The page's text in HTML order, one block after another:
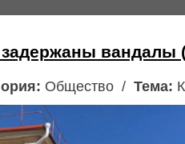
вандалы
Общество / Тема: